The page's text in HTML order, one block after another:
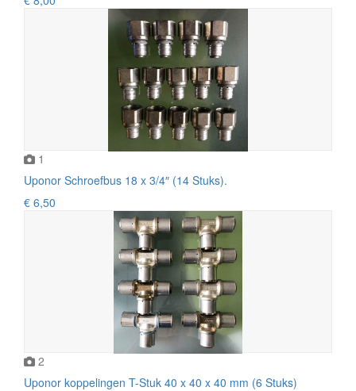
1
Uponor Schroefbus 18 x 3/4″ (14 Stuks).
€ 6,50
2
Uponor koppelingen T-Stuk 40 x 40 x 40 mm (6 Stuks)